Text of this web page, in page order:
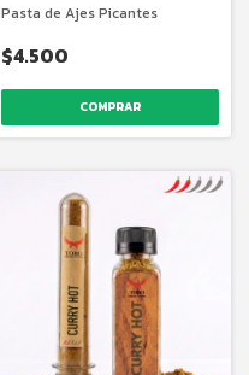
Pasta de Ajes Picantes
$4.500